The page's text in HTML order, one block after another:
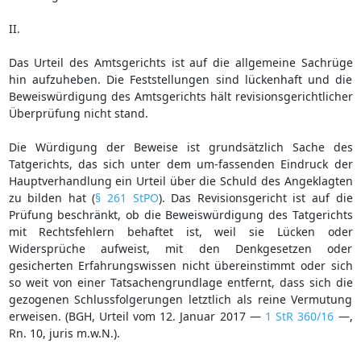
II.
Das Urteil des Amtsgerichts ist auf die allgemeine Sachrüge
hin aufzuheben. Die Feststellungen sind lückenhaft und die
Beweiswürdigung des Amtsgerichts hält revisionsgerichtlicher
Überprüfung nicht stand.
Die Würdigung der Beweise ist grundsätzlich Sache des
Tatgerichts, das sich unter dem um-fassenden Eindruck der
Hauptverhandlung ein Urteil über die Schuld des Angeklagten
zu bilden hat (§ 261 StPO). Das Revisionsgericht ist auf die
Prüfung beschränkt, ob die Beweiswürdigung des Tatgerichts
mit Rechtsfehlern behaftet ist, weil sie Lücken oder
Widersprüche aufweist, mit den Denkgesetzen oder
gesicherten Erfahrungswissen nicht übereinstimmt oder sich
so weit von einer Tatsachengrundlage entfernt, dass sich die
gezogenen Schlussfolgerungen letztlich als reine Vermutung
erweisen. (BGH, Urteil vom 12. Januar 2017 — 1 StR 360/16 —,
Rn. 10, juris m.w.N.).